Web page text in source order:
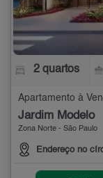
2 quartos
Apartamento à
Jardim Modelo
Zona Norte - São Paulo
Endereço no